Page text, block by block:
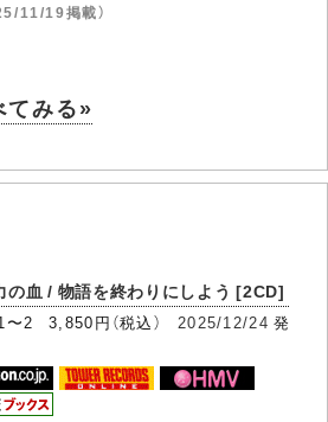
11/19掲載）
てみる»
の血 / 物語を終わりにしよう [2CD]
〜2 3,850円（税込） 2025/12/24 発